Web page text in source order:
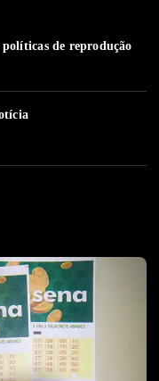
políticas de reprodução